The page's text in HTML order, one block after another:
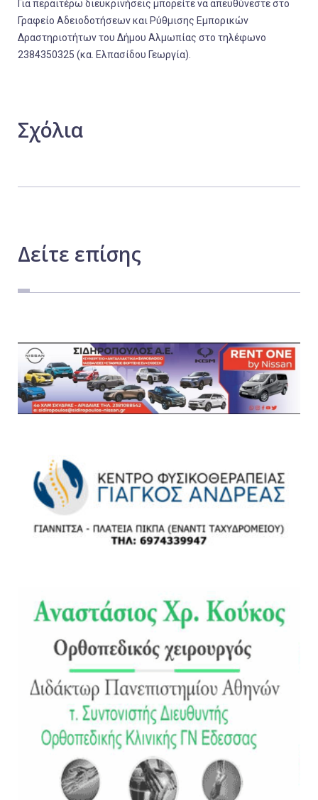
Για περαιτέρω διευκρινήσεις μπορείτε να απευθύνεστε στο
Γραφείο Αδειοδοτήσεων και Ρύθμισης Εμπορικών
Δραστηριοτήτων του Δήμου Αλμωπίας στο τηλέφωνο
2384350325 (κα. Ελπασίδου Γεωργία).
Σχόλια
Δείτε επίσης